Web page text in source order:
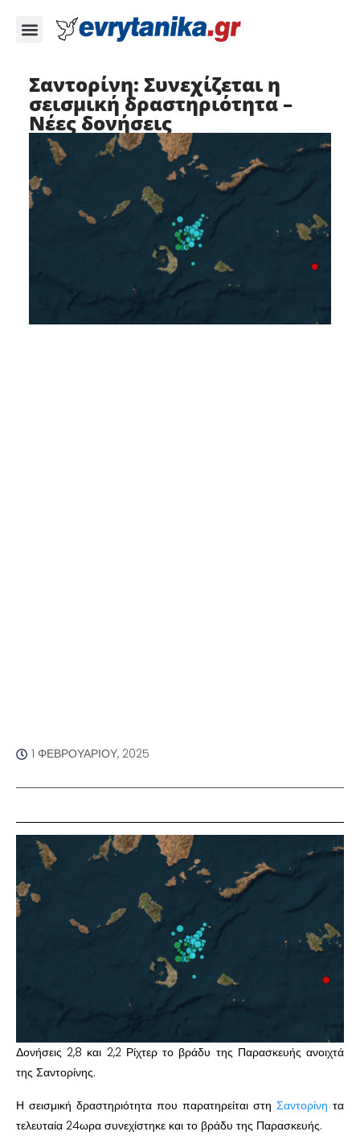
Σαντορίνη: Συνεχίζεται η
σεισμική δραστηριότητα –
Νέες δονήσεις
1 ΦΕΒΡΟΥΑΡΊΟΥ, 2025
Δονήσεις 2,8 και 2,2 Ρίχτερ το βράδυ της Παρασκευής ανοιχτά
της Σαντορίνης.
Η σεισμική δραστηριότητα που παρατηρείται στη Σαντορίνη τα
τελευταία 24ωρα συνεχίστηκε και το βράδυ της Παρασκευής.